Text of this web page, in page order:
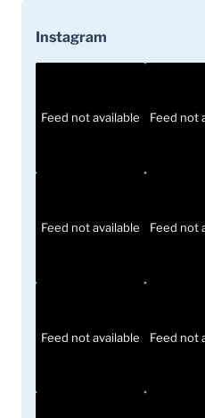
Instagram
Feed not available Feed not
Feed not available Feed not
Feed not available Feed not